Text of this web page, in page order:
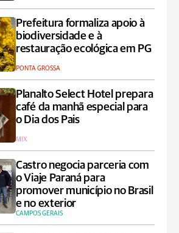
Prefeitura formaliza apoio à
biodiversidade e à
restauração ecológica em PG
PONTA GROSSA
Planalto Select Hotel prepara
café da manhã especial para
o Dia dos Pais
MIX
Castro negocia parceria com
o Viaje Paraná para
promover município no Brasil
e no exterior
CAMPOS GERAIS